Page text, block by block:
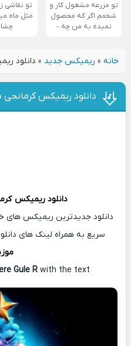
تو مزرعه مشغول کار و
شخمم اگر که محصول
نمیده به من چه –
تو نقاشی
مثل ماه
خانه» ریمیکس جدید » دانلود
دانلود ریمیکس کرمانجی
دانلود ریمیکس
دانلود جدیدترین ریمیکس های
سریع به همراه لینک های
Gule R with the text